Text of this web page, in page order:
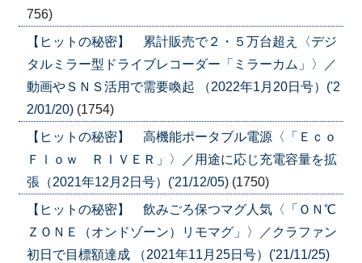
756)
【ヒットの秘密】 累計販売で２・５万台超え〈デジ
タルミラー型ドライブレコーダー「ミラーカム」〉／
動画やＳＮＳ活用で需要喚起 （2022年1月20日号）('2
2/01/20) (1754)
【ヒットの秘密】 高機能ポータブル電源〈「Ｅｃｏ
Ｆｌｏｗ ＲＩＶＥＲ」〉／用途に応じ充電容量を拡
張（2021年12月2日号）('21/12/05) (1750)
【ヒットの秘密】 飲みごろ保つマグ人気〈「ＯＮ℃
ＺＯＮＥ（オンドゾーン）リモマグ」〉／クラファン
初日で目標額達成 （2021年11月25日号）('21/11/25)